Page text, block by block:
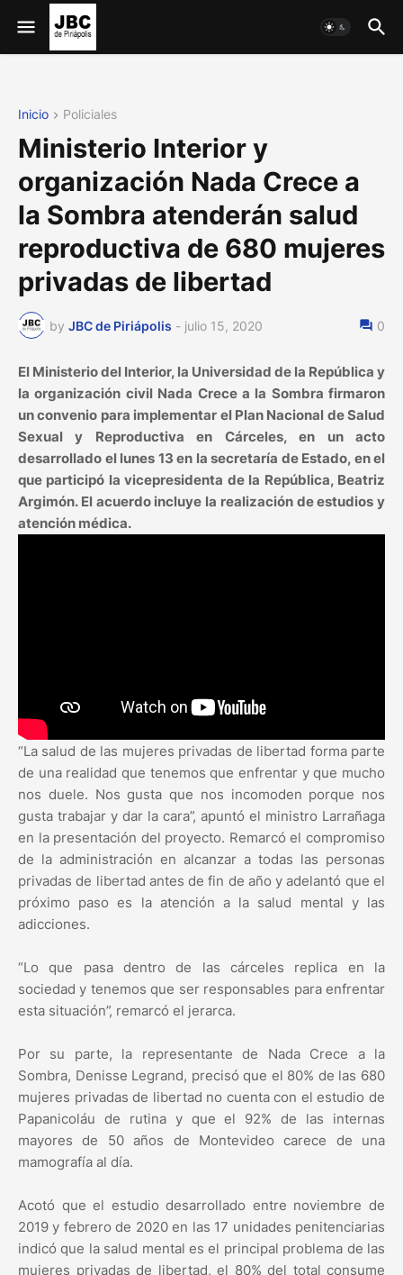
Inicio Policiales
Ministerio Interior y
organización Nada Crece a
la Sombra atenderán salud
reproductiva de 680 mujeres
privadas de libertad
by JBC de Piriápolis - julio 15, 2020 0
El Ministerio del Interior, la Universidad de la República y
la organización civil Nada Crece a la Sombra firmaron
un convenio para implementar el Plan Nacional de Salud
Sexual y Reproductiva en Cárceles, en un acto
desarrollado el lunes 13 en la secretaría de Estado, en el
que participó la vicepresidenta de la República, Beatriz
Argimón. El acuerdo incluye la realización de estudios y
atención médica.
“La salud de las mujeres privadas de libertad forma parte
de una realidad que tenemos que enfrentar y que mucho
nos duele. Nos gusta que nos incomoden porque nos
gusta trabajar y dar la cara”, apuntó el ministro Larrañaga
en la presentación del proyecto. Remarcó el compromiso
de la administración en alcanzar a todas las personas
privadas de libertad antes de fin de año y adelantó que el
próximo paso es la atención a la salud mental y las
adicciones.
“Lo que pasa dentro de las cárceles replica en la
sociedad y tenemos que ser responsables para enfrentar
esta situación”, remarcó el jerarca.
Por su parte, la representante de Nada Crece a la
Sombra, Denisse Legrand, precisó que el 80% de las 680
mujeres privadas de libertad no cuenta con el estudio de
Papanicoláu de rutina y que el 92% de las internas
mayores de 50 años de Montevideo carece de una
mamografía al día.
Acotó que el estudio desarrollado entre noviembre de
2019 y febrero de 2020 en las 17 unidades penitenciarias
indicó que la salud mental es el principal problema de las
mujeres privadas de libertad, el 80% del total consume